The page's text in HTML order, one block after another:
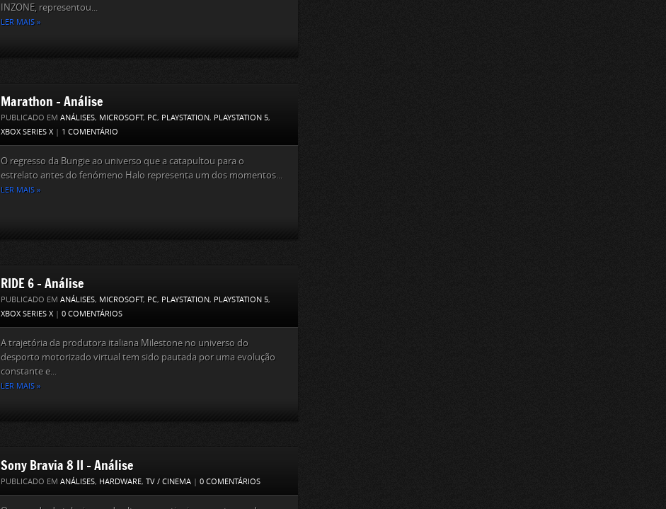
INZONE, representou...
LER MAIS »
Marathon – Análise
PUBLICADO EM ANÁLISES, MICROSOFT, PC, PLAYSTATION, PLAYSTATION 5,
XBOX SERIES X | 1 COMENTÁRIO
O regresso da Bungie ao universo que a catapultou para o
estrelato antes do fenómeno Halo representa um dos momentos...
LER MAIS »
RIDE 6 – Análise
PUBLICADO EM ANÁLISES, MICROSOFT, PC, PLAYSTATION, PLAYSTATION 5,
XBOX SERIES X | 0 COMENTÁRIOS
A trajetória da produtora italiana Milestone no universo do
desporto motorizado virtual tem sido pautada por uma evolução
constante e...
LER MAIS »
Sony Bravia 8 II – Análise
PUBLICADO EM ANÁLISES, HARDWARE, TV / CINEMA | 0 COMENTÁRIOS